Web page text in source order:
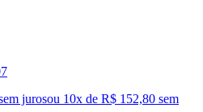
jurosou 10x de R$ 152,80 sem